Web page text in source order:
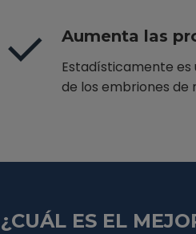
Aumenta las
Estadísticamente es
de los embriones de
¿CUÁL ES EL